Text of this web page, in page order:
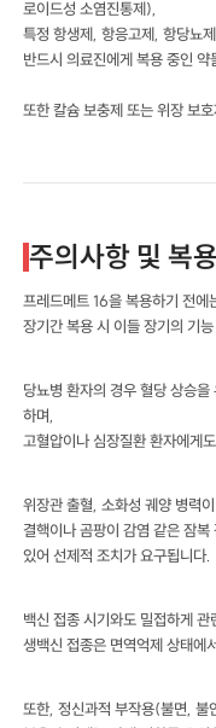
로이드성 소염진통제),
특정 항생제, 항응고제, 항당뇨
반드시 의료진에게 복용 중인 약
또한 칼슘 보충제 또는 위장 보
주의사항 및 복
프레드메트 16을 복용하기 전에
장기간 복용 시 이들 장기의 기
당뇨병 환자의 경우 혈당 상승
하며,
고혈압이나 심장질환 환자에게
위장관 출혈, 소화성 궤양 병력
결핵이나 곰팡이 감염 같은 잠
있어 선제적 조치가 요구됩니다.
백신 접종 시기와도 밀접하게 관
생백신 접종은 면역억제 상태에
또한, 정신과적 부작용(불면, 불